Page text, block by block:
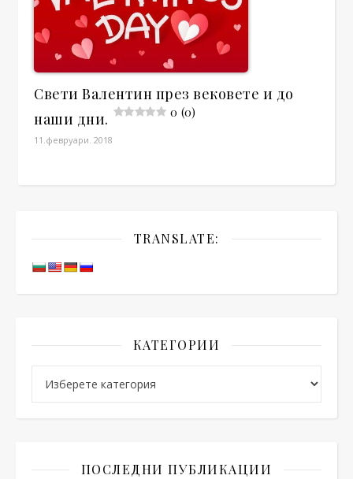
Свети Валентин през вековете и до
наши дни.
0 (0)
11.февруари. 2018
TRANSLATE:
КАТЕГОРИИ
ПОСЛЕДНИ ПУБЛИКАЦИИ